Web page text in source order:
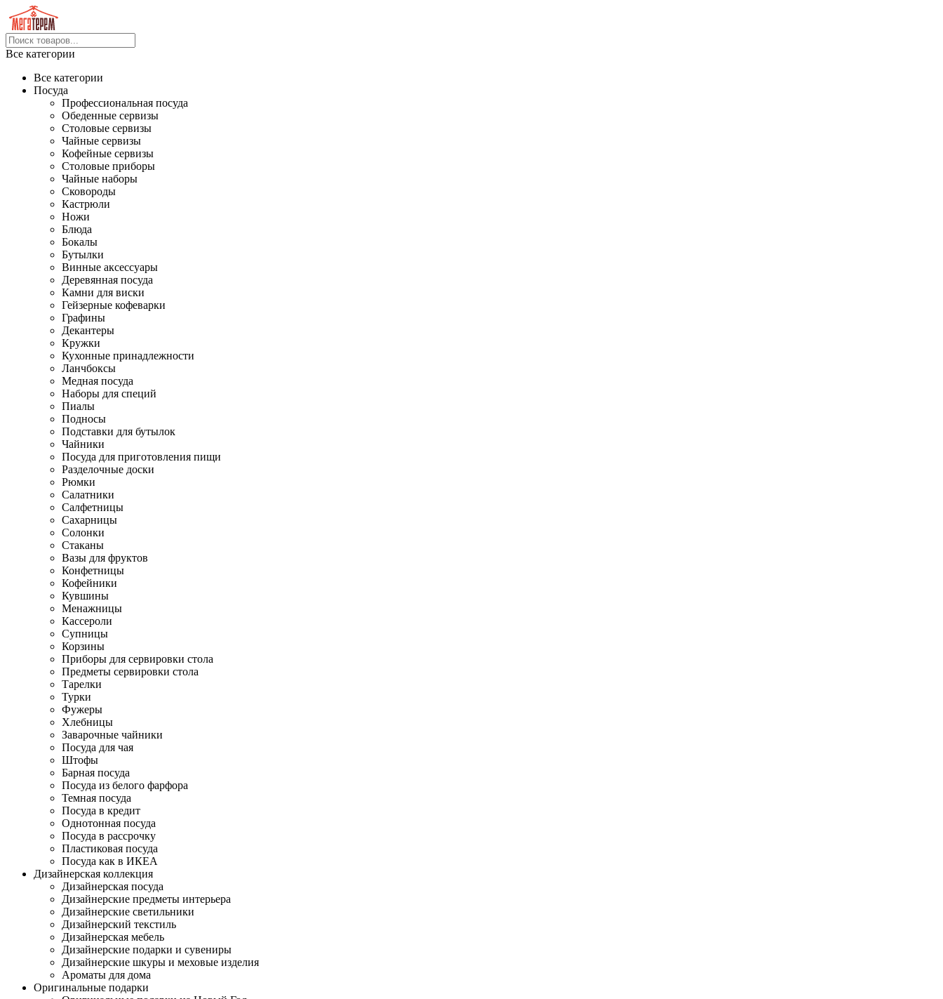
Все категории
Все категории
Посуда
Профессиональная посуда
Обеденные сервизы
Столовые сервизы
Чайные сервизы
Кофейные сервизы
Столовые приборы
Чайные наборы
Сковороды
Кастрюли
Ножи
Блюда
Бокалы
Бутылки
Винные аксессуары
Деревянная посуда
Камни для виски
Гейзерные кофеварки
Графины
Декантеры
Кружки
Кухонные принадлежности
Ланчбоксы
Медная посуда
Наборы для специй
Пиалы
Подносы
Подставки для бутылок
Чайники
Посуда для приготовления пищи
Разделочные доски
Рюмки
Салатники
Салфетницы
Сахарницы
Солонки
Стаканы
Вазы для фруктов
Конфетницы
Кофейники
Кувшины
Менажницы
Кассероли
Супницы
Корзины
Приборы для сервировки стола
Предметы сервировки стола
Тарелки
Турки
Фужеры
Хлебницы
Заварочные чайники
Посуда для чая
Штофы
Барная посуда
Посуда из белого фарфора
Темная посуда
Посуда в кредит
Однотонная посуда
Посуда в рассрочку
Пластиковая посуда
Посуда как в ИКЕА
Дизайнерская коллекция
Дизайнерская посуда
Дизайнерские предметы интерьера
Дизайнерские светильники
Дизайнерский текстиль
Дизайнерская мебель
Дизайнерские подарки и сувениры
Дизайнерские шкуры и меховые изделия
Ароматы для дома
Оригинальные подарки